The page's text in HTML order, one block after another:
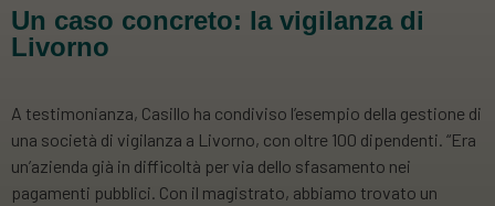
Un caso concreto: la vigilanza di
Livorno
A testimonianza, Casillo ha condiviso l’esempio della gestione di
una società di vigilanza a Livorno, con oltre 100 dipendenti. “Era
un’azienda già in difficoltà per via dello sfasamento nei
pagamenti pubblici. Con il magistrato, abbiamo trovato un